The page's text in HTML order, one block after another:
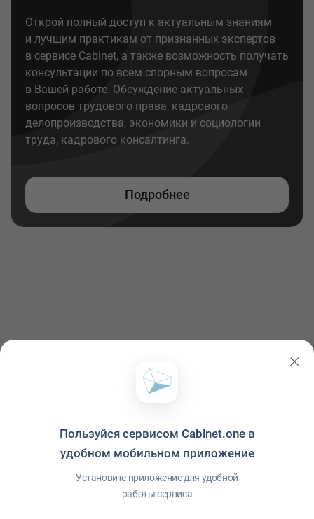
Открой полный доступ к актуальным знаниям
и лучшим практикам от признанных экспертов
в сервисе Cabinet, а также возможность получать
консультации по всем спорным вопросам
в Вашей работе. Обсуждение актуальных
вопросов трудового права, кадрового
делопроизводства, экономики и социологии
труда, кадрового консалтинга.
Подробнее
Политика конфиденциальности Условия использования
Приложение© ООО "Межрегиональный Информационный центр"
Пользуйся сервисом Cabinet.one в
удобном мобильном приложение
Установите приложение для удобной
работы сервиса